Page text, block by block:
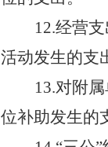
12.经营
活动发生的支
13.对附
位补助发生的